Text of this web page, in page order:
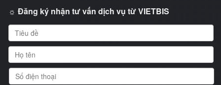
☼ Đăng ký nhận tư vấn dịch vụ từ VIETBIS